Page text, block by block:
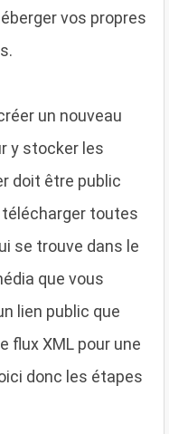
vos propres
un nouveau
y stocker les
doit être public
toutes
se trouve dans le
que vous
lien public que
flux XML pour une
donc les étapes